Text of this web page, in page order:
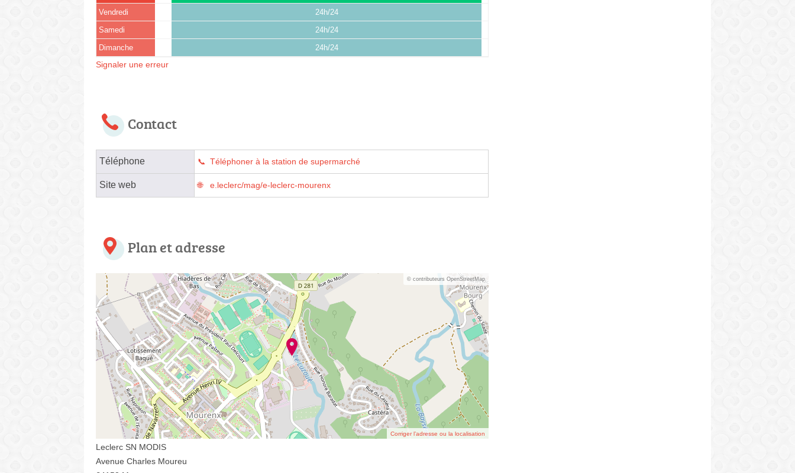
Vendredi 24h/24
Samedi 24h/24
Dimanche 24h/24
Signaler une erreur
Contact
Téléphone Téléphoner à la station de supermarché
Site web e.leclerc/mag/e-leclerc-mourenx
Plan et adresse
© contributeurs OpenStreetMap
Corriger l’adresse ou la localisation
Leclerc SN MODIS
Avenue Charles Moureu